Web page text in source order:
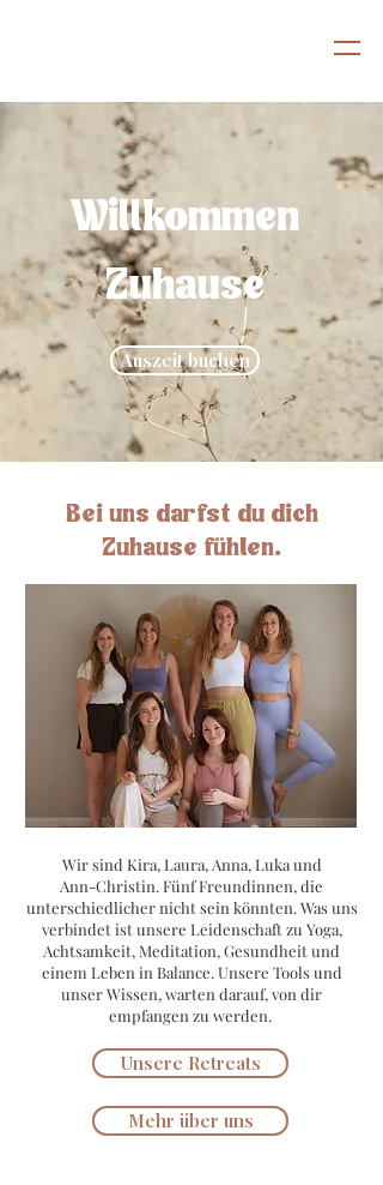
Willkommen
Zuhause
Auszeit buchen
Bei uns darfst du dich
Zuhause fühlen.
Wir sind Kira, Laura, Anna, Luka und
Ann-Christin. Fünf Freundinnen, die
unterschiedlicher nicht sein könnten. Was uns
verbindet ist unsere Leidenschaft zu Yoga,
Achtsamkeit, Meditation, Gesundheit und
einem Leben in Balance. Unsere Tools und
unser Wissen, warten darauf, von dir
empfangen zu werden.
Unsere Retreats
Mehr über uns